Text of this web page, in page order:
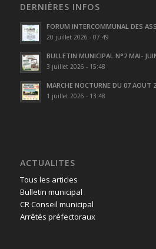
DERNIÈRES INFOS
FORUM INTERCOMMUNAL DES
20 juillet 2026 - 07:49
BULLETIN MUNICIPAL N°2 MAI-
3 juillet 2026 - 15:48
MARCHE NOCTURNE DU 07 AOUT
1 juillet 2026 - 13:48
ACTUALITES
Tous les articles
Bulletin municipal
CR Conseil municipal
Arrêtés préfectoraux